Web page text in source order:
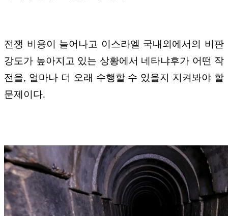
전쟁 비용이 늘어나고 이스라엘 국내외에서의 비판
강도가 높아지고 있는 상황에서 네타냐후가 어떤 작
전을, 얼마나 더 오래 수행할 수 있을지 지켜봐야 할
문제이다.